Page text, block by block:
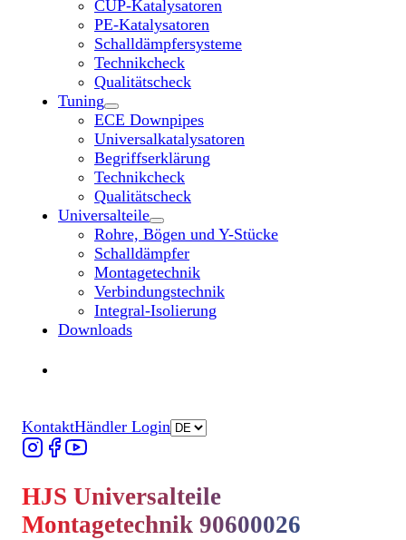
CUP-Katalysatoren
PE-Katalysatoren
Schalldämpfersysteme
Technikcheck
Qualitätscheck
Tuning
Untermenü „Tuning“ öffnen
ECE Downpipes
Universalkatalysatoren
Begriffserklärung
Technikcheck
Qualitätscheck
Universalteile
Untermenü „Universalteile“ öffnen
Rohre, Bögen und Y-Stücke
Schalldämpfer
Montagetechnik
Verbindungstechnik
Integral-Isolierung
Downloads
KontaktHändler Login
HJS Universalteile
Montagetechnik 90600026